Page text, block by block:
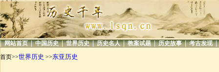
| 网站首页 | 中国历史 | 世界历史 | 历史名人 | 教案试题 | 历史故事 | 考古发现 |
首页>>世界历史 >>东亚历史